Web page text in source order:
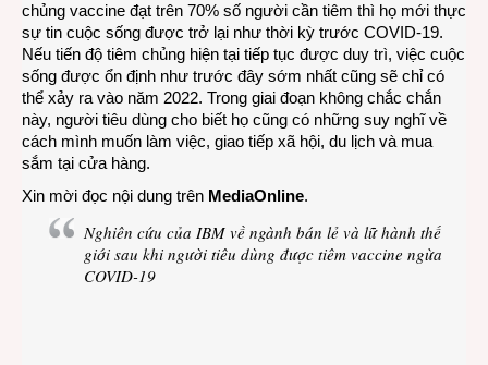
chủng vaccine đạt trên 70% số người cần tiêm thì họ mới thực
sự tin cuộc sống được trở lại như thời kỳ trước COVID-19.
Nếu tiến độ tiêm chủng hiện tại tiếp tục được duy trì, việc cuộc
sống được ổn định như trước đây sớm nhất cũng sẽ chỉ có
thể xảy ra vào năm 2022. Trong giai đoạn không chắc chắn
này, người tiêu dùng cho biết họ cũng có những suy nghĩ về
cách mình muốn làm việc, giao tiếp xã hội, du lịch và mua
sắm tại cửa hàng.
Xin mời đọc nội dung trên MediaOnline.
Nghiên cứu của IBM về ngành bán lẻ và lữ hành thế
giới sau khi người tiêu dùng được tiêm vaccine ngừa
COVID-19